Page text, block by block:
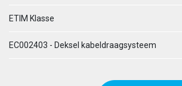
ETIM Klasse
EC002403 - Deksel kabeldraagsysteem